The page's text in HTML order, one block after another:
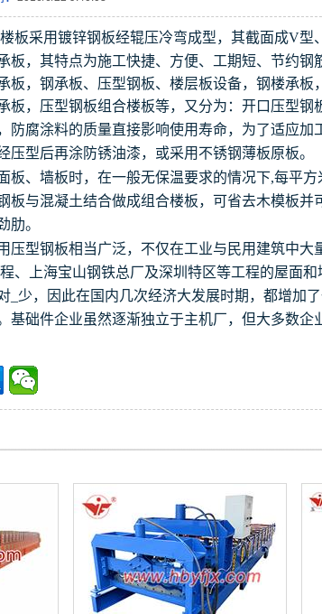
板采用镀锌钢板经辊压冷弯成型，其截面成V
板，其特点为施工快捷、方便、工期短、节约
板，钢承板、压型钢板、楼层板设备，钢楼承
板，压型钢板组合楼板等，又分为：开口压型钢
腐涂料的质量直接影响使用寿命，为了适应加
压型后再涂防锈油漆，或采用不锈钢薄板原板。
板、墙板时，在一般无保温要求的情况下,每平
板与混凝土结合做成组合楼板，可省去木模板
肋。
型钢板相当广泛，不仅在工业与民用建筑中大
、上海宝山钢铁总厂及深圳特区等工程的屋面
_少，因此在国内几次经济大发展时期，都增加
基础件企业虽然逐渐独立于主机厂，但大多数